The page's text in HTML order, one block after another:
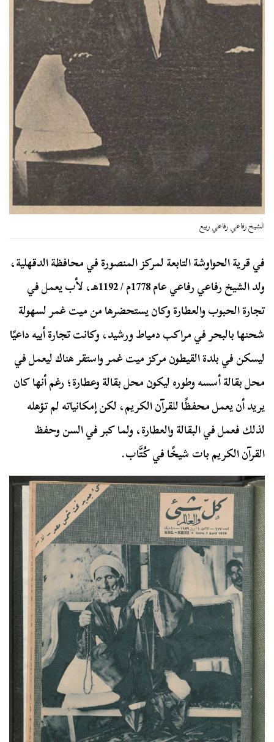
الشيخ رفاعي رفاعي ربيع
في قرية الحواوشة التابعة لمركز المنصورة في محافظة الدقهلية،
ولد الشيخ رفاعي رفاعي عام 1778م / 1192هـ، لأب يعمل في
تجارة الحبوب والعطارة وكان يستحضرها من ميت غمر لسهولة
شحنها بالبحر في مراكب دمياط ورشيد، وكانت تجارة أبيه داعيًا
ليسكن في بلدة القيطون مركز ميت غمر واستقر هناك ليعمل في
محل بقالة أسسه وطوره ليكون محل بقالة وعطارة؛ رغم أنها كان
يريد أن يعمل محفظًا للقرآن الكريم، لكن إمكانياته لم تؤهله
لذلك فعمل في البقالة والعطارة، ولما كبر في السن وحفظ
القرآن الكريم بات شيخًا في كُتَّاب.